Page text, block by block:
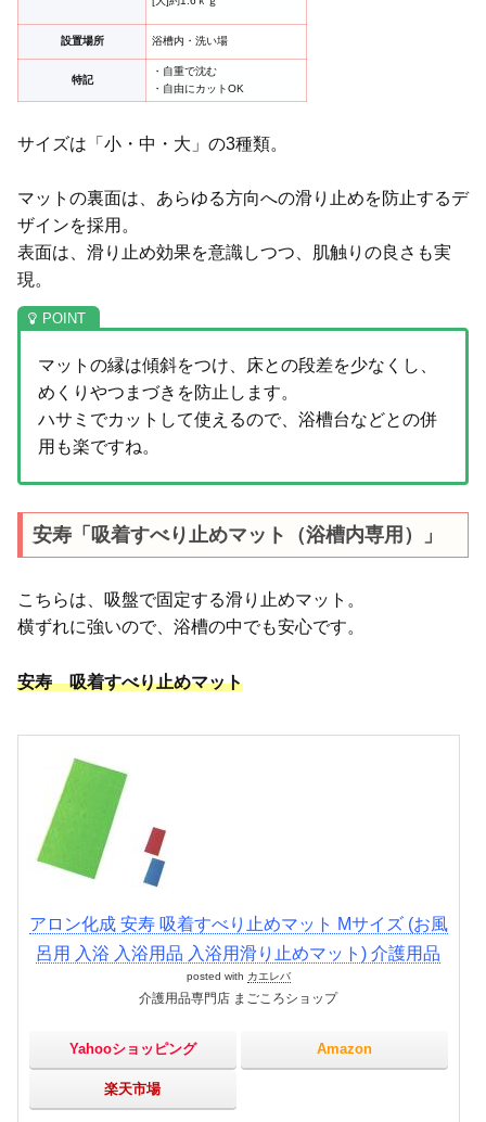
設置場所 浴槽内・洗い場
特記
・自重で沈む
・自由にカットOK
サイズは「小・中・大」の3種類。
マットの裏面は、あらゆる方向への滑り止めを防止するデ
ザインを採用。
表面は、滑り止め効果を意識しつつ、肌触りの良さも実
現。
マットの縁は傾斜をつけ、床との段差を少なくし、
めくりやつまづきを防止します。
ハサミでカットして使えるので、浴槽台などとの併
用も楽ですね。
安寿「吸着すべり止めマット（浴槽内専用）」
こちらは、吸盤で固定する滑り止めマット。
横ずれに強いので、浴槽の中でも安心です。
安寿 吸着すべり止めマット
アロン化成 安寿 吸着すべり止めマット Mサイズ (お風
呂用 入浴 入浴用品 入浴用滑り止めマット) 介護用品
posted with カエレバ
介護用品専門店 まごころショップ
Yahooショッピング Amazon
楽天市場